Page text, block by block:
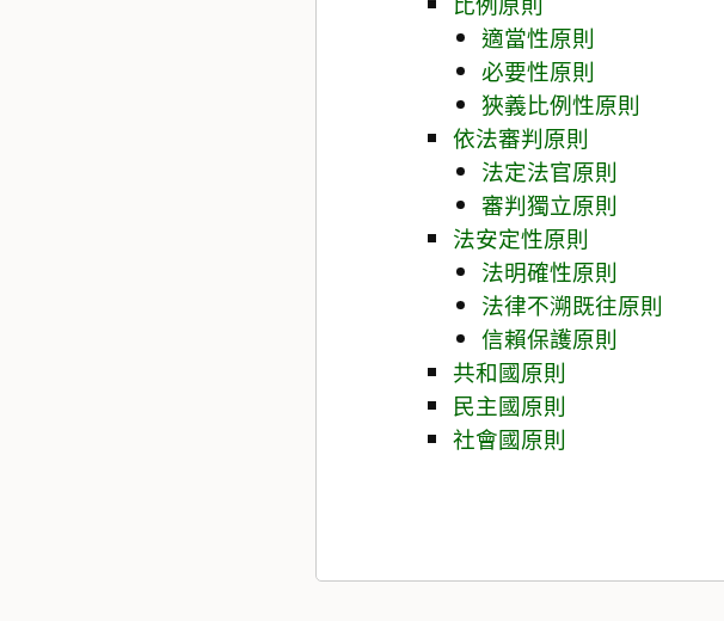
適當性原則
必要性原則
狹義比例性原則
依法審判原則
法定法官原則
審判獨立原則
法安定性原則
法明確性原則
法律不溯既往原則
信賴保護原則
共和國原則
民主國原則
社會國原則